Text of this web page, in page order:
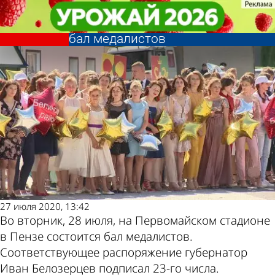
28 июля для выпускников
Пензенской области проведут
бал медалистов
Учеба
27 июля 2020, 13:42
Во вторник, 28 июля, на Первомайском стадионе
в Пензе состоится бал медалистов.
Соответствующее распоряжение губернатор
Иван Белозерцев подписал 23-го числа.
28 июля для выпускников
Пензенской области проведут
бал медалистов
Учеба
Другие новости по
теме
Погода и курсы
валют в Пензе